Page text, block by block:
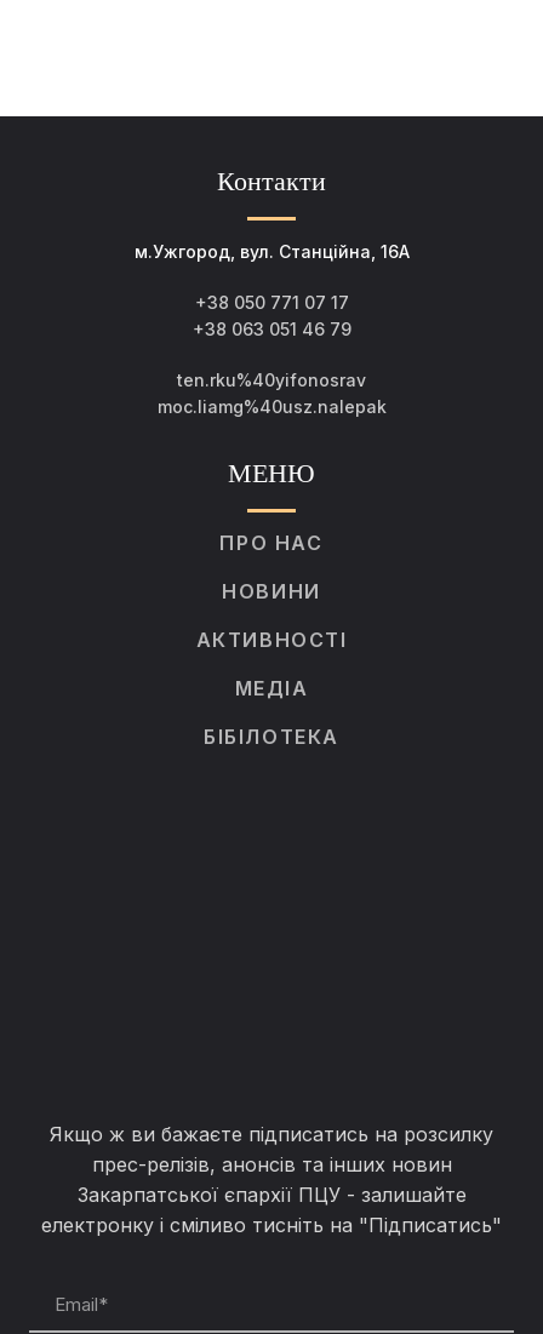
Контакти
м.Ужгород, вул. Станційна, 16А
+38 050 771 07 17
+38 063 051 46 79
ten.rku%40yifonosrav
moc.liamg%40usz.nalepak
МЕНЮ
ПРО НАС
НОВИНИ
АКТИВНОСТІ
МЕДІА
БІБІЛОТЕКА
Якщо ж ви бажаєте підписатись на розсилку
прес-релізів, анонсів та інших новин
Закарпатської єпархії ПЦУ - залишайте
електронку і сміливо тисніть на "Підписатись"